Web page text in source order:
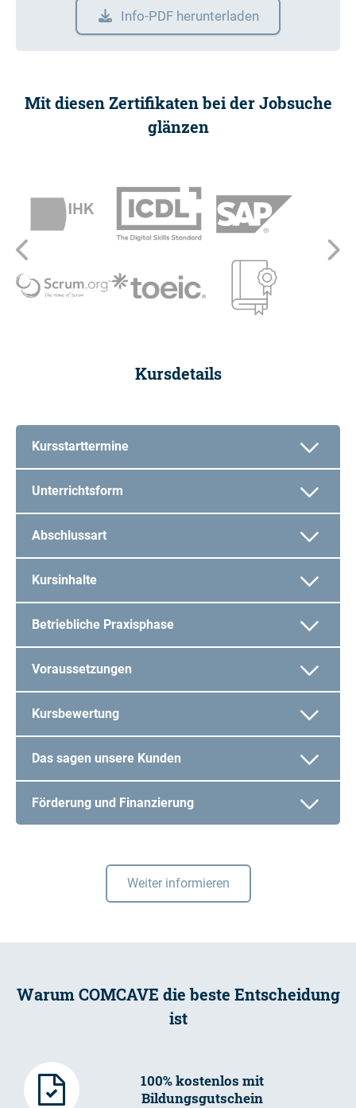
Info-PDF herunterladen
Mit diesen Zertifikaten bei der Jobsuche
glänzen
Zurück
Kursdetails
Kursstarttermine
Unterrichtsform
Abschlussart
Kursinhalte
Betriebliche Praxisphase
Voraussetzungen
Kursbewertung
Das sagen unsere Kunden
Förderung und Finanzierung
Weiter informieren
Warum COMCAVE die beste Entscheidung
ist
100% kostenlos mit
Bildungsgutschein